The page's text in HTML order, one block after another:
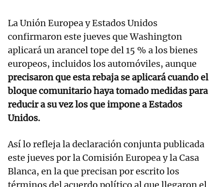
La Unión Europea y Estados Unidos
confirmaron este jueves que Washington
aplicará un arancel tope del 15 % a los bienes
europeos, incluidos los automóviles, aunque
precisaron que esta rebaja se aplicará cuando el
bloque comunitario haya tomado medidas para
reducir a su vez los que impone a Estados
Unidos.
Así lo refleja la declaración conjunta publicada
este jueves por la Comisión Europea y la Casa
Blanca, en la que precisan por escrito los
términos del acuerdo político al que llegaron el